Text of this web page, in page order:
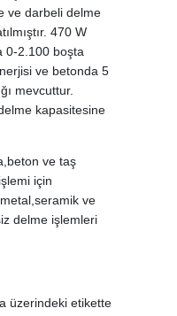
ve darbeli delme
470 W
0-2.100 boşta
ve betonda 5
mevcuttur.
kapasitesine
ve taş
için
ve
delme işlemleri
üzerindeki etikette